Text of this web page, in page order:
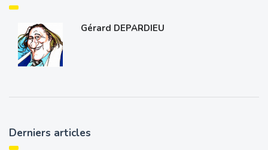
Gérard DEPARDIEU
Derniers articles